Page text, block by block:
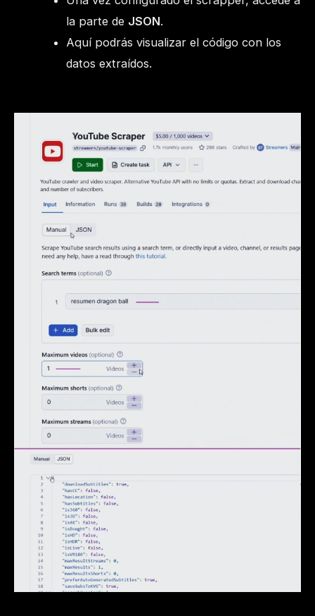
la parte de JSON.
Aquí podrás visualizar el código con los
datos extraídos.